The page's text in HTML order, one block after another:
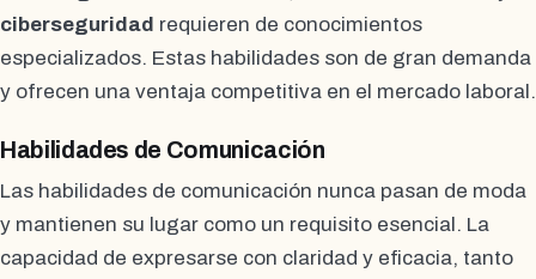
ciberseguridad requieren de conocimientos
especializados. Estas habilidades son de gran demanda
y ofrecen una ventaja competitiva en el mercado laboral.
Habilidades de Comunicación
Las habilidades de comunicación nunca pasan de moda
y mantienen su lugar como un requisito esencial. La
capacidad de expresarse con claridad y eficacia, tanto